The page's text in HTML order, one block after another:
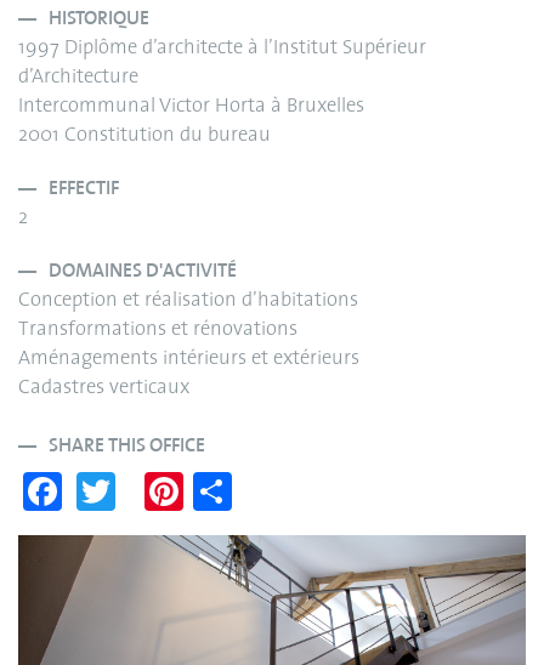
HISTORIQUE
1997 Diplôme d’architecte à l’Institut Supérieur
d’Architecture
Intercommunal Victor Horta à Bruxelles
2001 Constitution du bureau
EFFECTIF
2
DOMAINES D'ACTIVITÉ
Conception et réalisation d’habitations
Transformations et rénovations
Aménagements intérieurs et extérieurs
Cadastres verticaux
SHARE THIS OFFICE
Fa
ce
bo
ok
wi
Pi
nt
er
es
ha
re